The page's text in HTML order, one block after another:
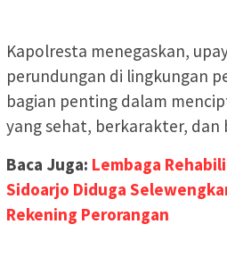
Kapolresta menegaskan,
perundungan di lingkungan
bagian penting dalam
yang sehat, berkarakter, dan
Baca Juga: Lembaga
Sidoarjo Diduga
Rekening Perorangan